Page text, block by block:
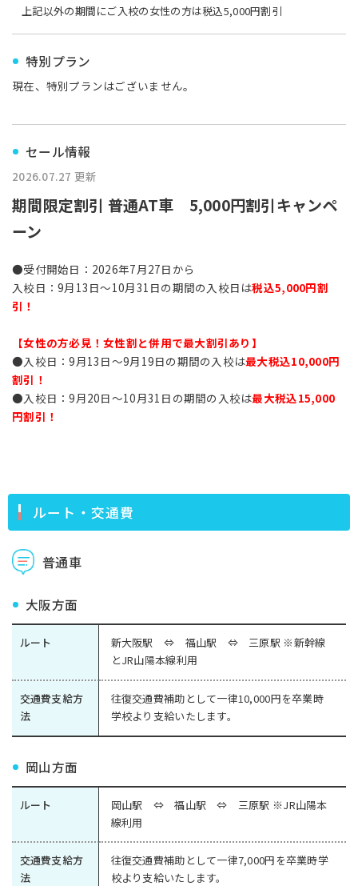
上記以外の期間にご入校の女性の方は税込5,000円割引
特別プラン
現在、特別プランはございません。
セール情報
2026.07.27 更新
期間限定割引 普通AT車 5,000円割引キャンペ
ーン
●受付開始日：2026年7月27日から
入校日：9月13日～10月31日の期間の入校日は税込5,000円割
引！
【女性の方必見！女性割と併用で最大割引あり】
●入校日：9月13日～9月19日の期間の入校は最大税込10,000円
割引！
●入校日：9月20日～10月31日の期間の入校は最大税込15,000
円割引！
ルート・交通費
普通車
大阪方面
ルート
新大阪駅 ⇔ 福山駅 ⇔ 三原駅 ※新幹線
とJR山陽本線利用
交通費支給方
法
往復交通費補助として一律10,000円を卒業時
学校より支給いたします。
岡山方面
ルート
岡山駅 ⇔ 福山駅 ⇔ 三原駅 ※JR山陽本
線利用
交通費支給方
法
往復交通費補助として一律7,000円を卒業時学
校より支給いたします。